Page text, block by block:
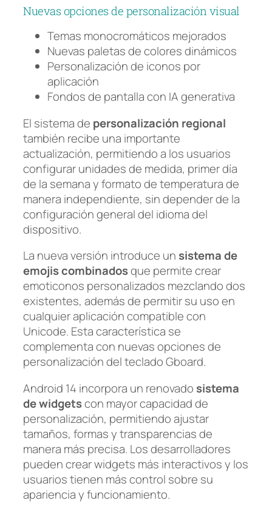
Nuevas opciones de personalización visual
Temas monocromáticos mejorados
Nuevas paletas de colores dinámicos
Personalización de iconos por
aplicación
Fondos de pantalla con IA generativa
El sistema de personalización regional
también recibe una importante
actualización, permitiendo a los usuarios
configurar unidades de medida, primer día
de la semana y formato de temperatura de
manera independiente, sin depender de la
configuración general del idioma del
dispositivo.
La nueva versión introduce un sistema de
emojis combinadosque permite crear
emoticonos personalizados mezclando dos
existentes, además de permitir su uso en
cualquier aplicación compatible con
Unicode. Esta característica se
complementa con nuevas opciones de
personalización del teclado Gboard.
Android 14 incorpora un renovado sistema
de widgetscon mayor capacidad de
personalización, permitiendo ajustar
tamaños, formas y transparencias de
manera más precisa. Los desarrolladores
pueden crear widgets más interactivos y los
usuarios tienen más control sobre su
apariencia y funcionamiento.